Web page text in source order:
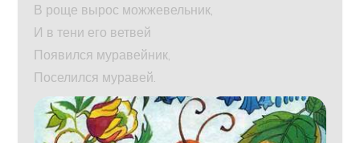
В роще вырос можжевельник,
И в тени его ветвей
Появился муравейник,
Поселился муравей.